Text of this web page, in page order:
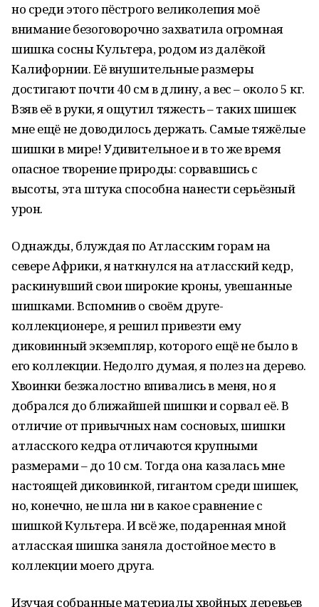
но среди этого пёстрого великолепия моё
внимание безоговорочно захватила огромная
шишка сосны Культера, родом из далёкой
Калифорнии. Её внушительные размеры
достигают почти 40 см в длину, а вес – около 5 кг.
Взяв её в руки, я ощутил тяжесть – таких шишек
мне ещё не доводилось держать. Самые тяжёлые
шишки в мире! Удивительное и в то же время
опасное творение природы: сорвавшись с
высоты, эта штука способна нанести серьёзный
урон.
Однажды, блуждая по Атласским горам на
севере Африки, я наткнулся на атласский кедр,
раскинувший свои широкие кроны, увешанные
шишками. Вспомнив о своём друге-
коллекционере, я решил привезти ему
диковинный экземпляр, которого ещё не было в
его коллекции. Недолго думая, я полез на дерево.
Хвоинки безжалостно впивались в меня, но я
добрался до ближайшей шишки и сорвал её. В
отличие от привычных нам сосновых, шишки
атласского кедра отличаются крупными
размерами – до 10 см. Тогда она казалась мне
настоящей диковинкой, гигантом среди шишек,
но, конечно, не шла ни в какое сравнение с
шишкой Культера. И всё же, подаренная мной
атласская шишка заняла достойное место в
коллекции моего друга.
Изучая собранные материалы хвойных деревьев